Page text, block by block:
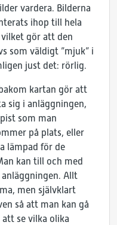
vardera. Bilderna
ihop till hela
gör att den
som väldigt ”mjuk” i
just det: rörlig.
kartan gör att
sig i anläggningen,
som man
på plats, eller
lämpad för de
kan till och med
Allt
men självklart
så att man kan gå
se vilka olika